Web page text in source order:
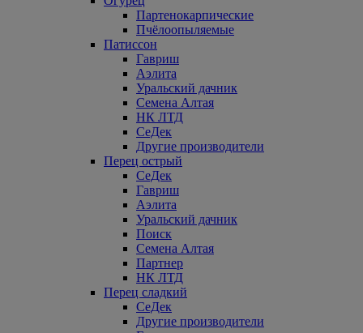
Партенокарпические
Пчёлоопыляемые
Патиссон
Гавриш
Аэлита
Уральский дачник
Семена Алтая
НК ЛТД
СеДек
Другие производители
Перец острый
СеДек
Гавриш
Аэлита
Уральский дачник
Поиск
Семена Алтая
Партнер
НК ЛТД
Перец сладкий
СеДек
Другие производители